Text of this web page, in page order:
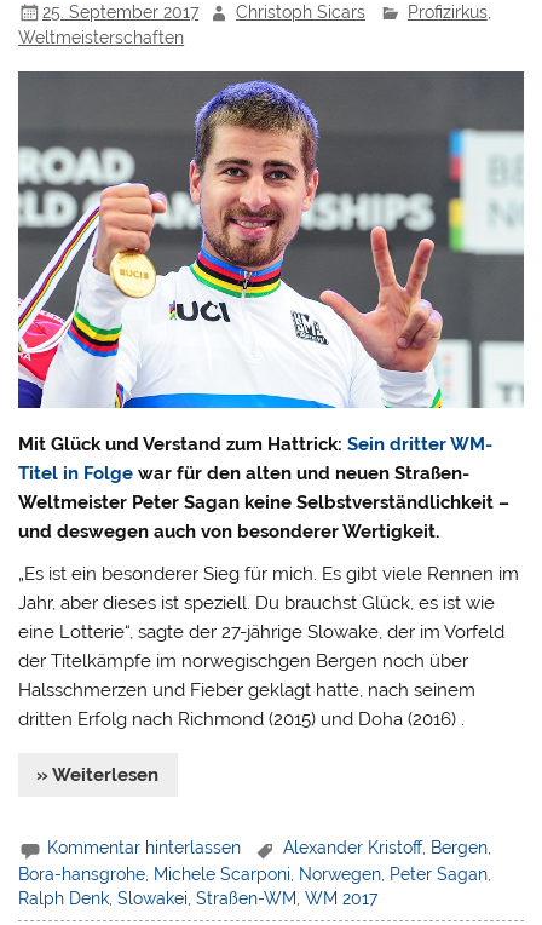
25. September 2017 Christoph Sicars Profizirkus,
Weltmeisterschaften
Mit Glück und Verstand zum Hattrick:Sein dritter WM-
Titel in Folge war für den alten und neuen Straßen-
Weltmeister Peter Sagan keine Selbstverständlichkeit –
und deswegen auch von besonderer Wertigkeit.
„Es ist ein besonderer Sieg für mich. Es gibt viele Rennen im
Jahr, aber dieses ist speziell. Du brauchst Glück, es ist wie
eine Lotterie“, sagte der 27-jährige Slowake, der im Vorfeld
der Titelkämpfe im norwegischgen Bergen noch über
Halsschmerzen und Fieber geklagt hatte, nach seinem
dritten Erfolg nach Richmond (2015) und Doha (2016) .
» Weiterlesen
Kommentar hinterlassen Alexander Kristoff, Bergen,
Bora-hansgrohe Michele Scarponi Norwegen Peter Sagan
Ralph Denk ,Slowakei ,Straßen-WM ,WM 2017